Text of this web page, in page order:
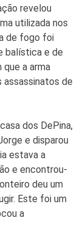
revelou
utilizada nos
de fogo foi
balística e de
a arma
assassinatos de
dos DePina,
e disparou
estava a
e encontrou-
deu um
Este foi um
a